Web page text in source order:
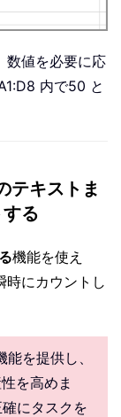
数値を必要に応
内で50 と
テキストま
る
機能を使え
時にカウントし
を提供し、
を高めま
にタスクを